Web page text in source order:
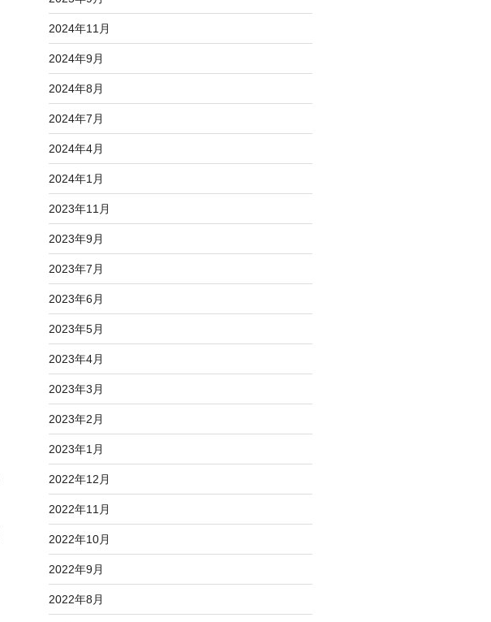
2024年11月
2024年9月
2024年8月
2024年7月
2024年4月
2024年1月
2023年11月
2023年9月
2023年7月
2023年6月
2023年5月
2023年4月
2023年3月
2023年2月
2023年1月
2022年12月
2022年11月
2022年10月
2022年9月
2022年8月